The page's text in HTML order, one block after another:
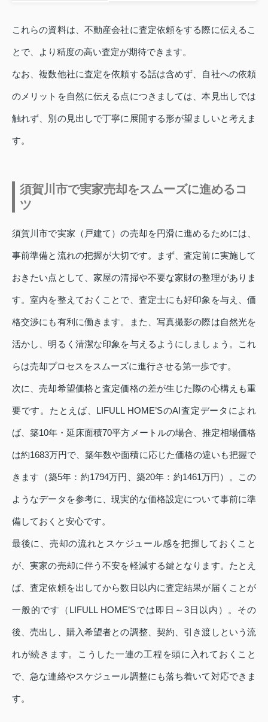
これらの資料は、不動産会社に査定依頼をする際に伝えるこ
とで、より精度の高い査定が期待できます。
なお、複数他社に査定を依頼する話は含めず、自社への依頼
のメリットを自然に伝える点につきましては、本見出しでは
触れず、別の見出しで丁寧に展開する形が望ましいと考えま
す。
須賀川市で実家売却をスムーズに進めるコ
ツ
須賀川市で実家（戸建て）の売却を円滑に進めるためには、
事前準備と流れの把握が大切です。まず、査定前に実施して
おきたい点として、家屋の清掃や不要な家財の整理がありま
す。室内を整えておくことで、査定士にも好印象を与え、価
格交渉にも有利に働きます。また、写真撮影の際は自然光を
活かし、明るく清潔な印象を与えるようにしましょう。これ
らは売却プロセスをスムーズに進行させる第一歩です。
次に、売却希望価格と査定価格の差が生じた際の心構えも重
要です。たとえば、LIFULL HOME’SのAI査定データによれ
ば、築10年・延床面積70平方メートルの場合、推定相場価格
は約1683万円で、築年数や面積に応じた価格の違いも把握で
きます（築5年：約1794万円、築20年：約1461万円）。この
ようなデータを参考に、現実的な価格設定について事前に準
備しておくと安心です。
最後に、売却の流れとスケジュール感を把握しておくこと
が、実家の売却に伴う不安を軽減する鍵となります。たとえ
ば、査定依頼を出してから数日以内に査定結果が届くことが
一般的です（LIFULL HOME’Sでは即日～3日以内）。その
後、売出し、購入希望者との調整、契約、引き渡しという流
れが続きます。こうした一連の工程を頭に入れておくこと
で、急な連絡やスケジュール調整にも落ち着いて対応できま
す。